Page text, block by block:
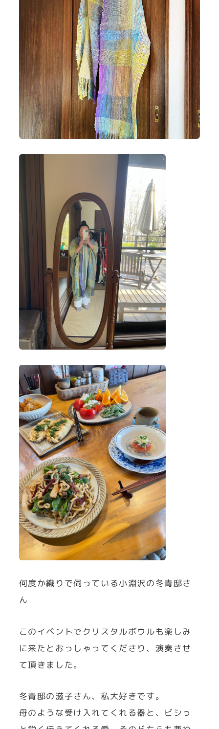
何度か織りで伺っている小淵沢の冬青邸さ
ん
このイベントでクリスタルボウルも楽しみ
に来たとおっしゃってくださり、演奏させ
て頂きました。
冬青邸の滋子さん、私大好きです。
母のような受け入れてくれる器と、ビシっ